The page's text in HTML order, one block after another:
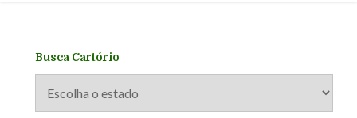
Busca Cartório